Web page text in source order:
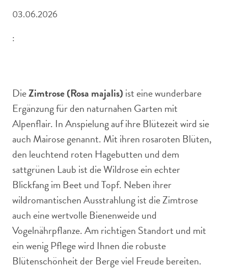
03.06.2026
:
DieZimtrose (Rosa majalis) ist eine wunderbare
Ergänzung für den naturnahen Garten mit
Alpenflair. In Anspielung auf ihre Blütezeit wird sie
auch Mairose genannt. Mit ihren rosaroten Blüten,
den leuchtend roten Hagebutten und dem
sattgrünen Laub ist die Wildrose ein echter
Blickfang im Beet und Topf. Neben ihrer
wildromantischen Ausstrahlung ist die Zimtrose
auch eine wertvolle Bienenweide und
Vogelnährpflanze. Am richtigen Standort und mit
ein wenig Pflege wird Ihnen die robuste
Blütenschönheit der Berge viel Freude bereiten.